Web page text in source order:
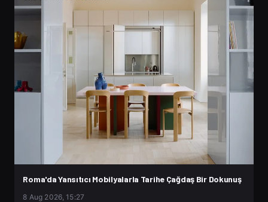
Roma'da Yansıtıcı Mobilyalarla Tarihe Çağdaş Bir Dokunuş
8 Aug 2026, 15:27